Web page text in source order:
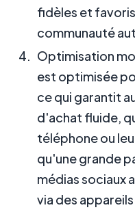
fidèles et
communauté
Optimisation
est optimisée
ce qui garantit
d'achat fluide,
téléphone ou
qu'une grande
médias sociaux
via des